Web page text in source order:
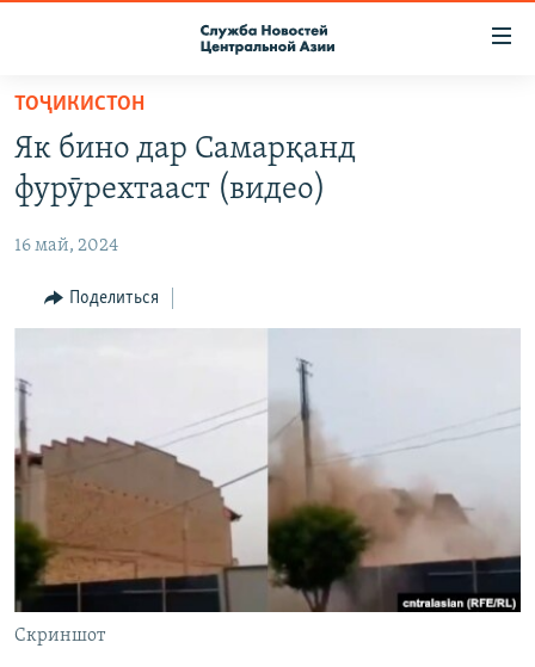
Вернуться
основному
содержанию
Вернутся
навигации
Вернутся
поиску
О ПРОЕКТЕ
ПОДПИСКА
КОНТАКТЫ
RFE/RL ДИРЕКТ
НАСТОЯЩЕЕ ВРЕМЯ
ТОҶИКИСТОН
Як бино дар Самарқанд
фурӯрехтааст (видео)
16 май, 2024
Поделиться
Скриншот